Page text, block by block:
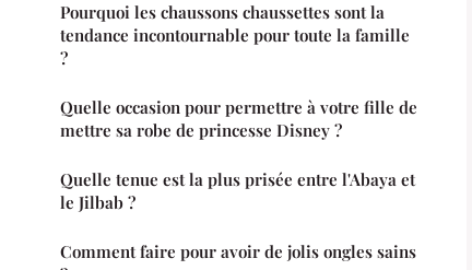
Pourquoi les chaussons chaussettes sont la
tendance incontournable pour toute la famille
?
Quelle occasion pour permettre à votre fille de
mettre sa robe de princesse Disney ?
Quelle tenue est la plus prisée entre l'Abaya et
le Jilbab ?
Comment faire pour avoir de jolis ongles sains